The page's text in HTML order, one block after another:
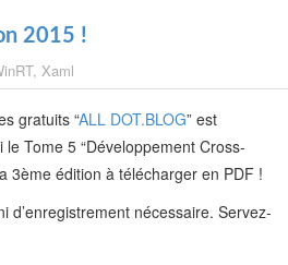
2015 !
, Xaml
gratuits “ALL DOT.BLOG” est
Tome 5 “Développement Cross-
3ème édition à télécharger en PDF !
d’enregistrement nécessaire. Servez-